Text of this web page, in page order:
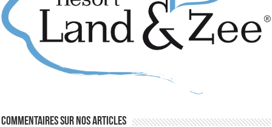
Commentaires sur nos articles